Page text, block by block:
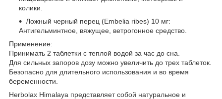
колики.
Ложный черный перец (Embelia ribes) 10 мг:
Антигельминтное, вяжущее, ветрогонное средство.
Применение:
Принимать 2 таблетки с теплой водой за час до сна.
Для сильных запоров дозу можно увеличить до трех таблеток.
Безопасно для длительного использования и во время
беременности.
Herbolax Himalaya представляет собой натуральное и